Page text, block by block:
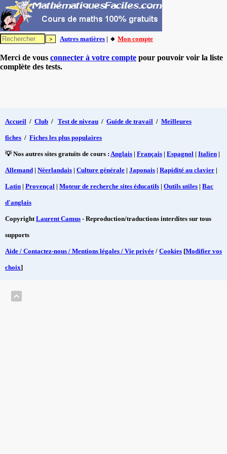
Autres matières | 🔸 Mon compte
Merci de vous connecter à votre compte pour pouvoir voir la liste
complète des tests.
Accueil / Club / Test de niveau / Guide de travail / Meilleures
fiches / Fiches les plus populaires
💡 Nos autres sites gratuits de cours : Anglais | Français | Espagnol | Italien |
Allemand | Néerlandais | Culture générale | Japonais | Rapidité au clavier |
Latin | Provençal | Moteur de recherche sites éducatifs | Outils utiles | Bac
d'anglais
CopyrightLaurent Camus - Reproduction/traductions interdites sur tous
supports
Aide / Contactez-nous / Mentions légales / Vie privée / Cookies [Modifier vos
choix]